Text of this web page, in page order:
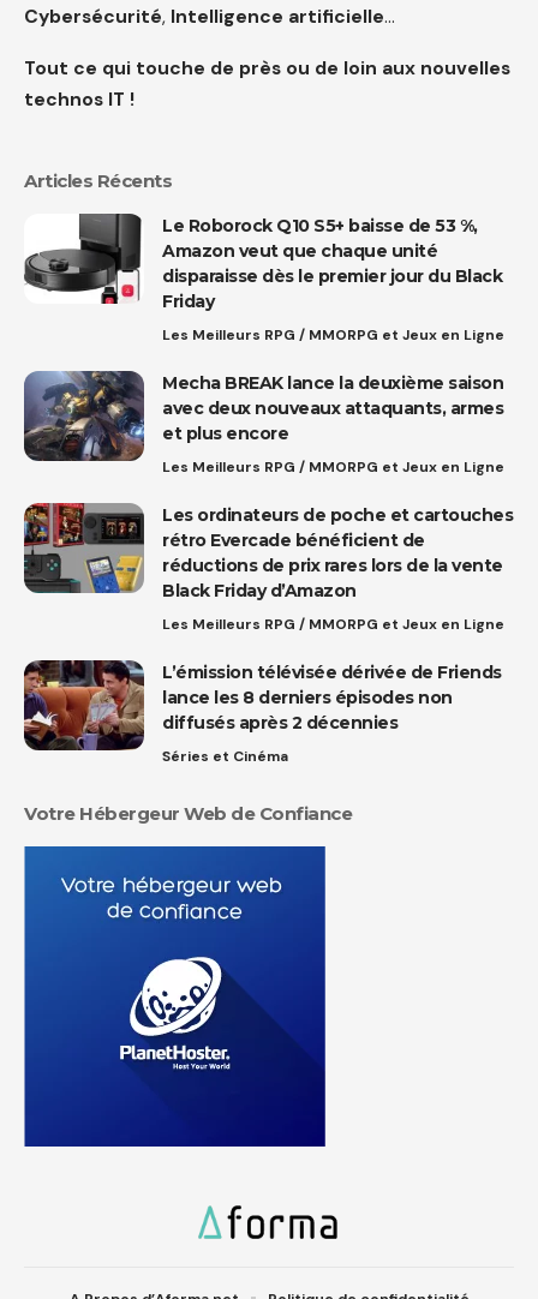
Cybersécurité, Intelligence artificielle…
Tout ce qui touche de près ou de loin aux nouvelles
technos IT !
Articles Récents
Le Roborock Q10 S5+ baisse de 53 %,
Amazon veut que chaque unité
disparaisse dès le premier jour du Black
Friday
Les Meilleurs RPG / MMORPG et Jeux en Ligne
Mecha BREAK lance la deuxième saison
avec deux nouveaux attaquants, armes
et plus encore
Les Meilleurs RPG / MMORPG et Jeux en Ligne
Les ordinateurs de poche et cartouches
rétro Evercade bénéficient de
réductions de prix rares lors de la vente
Black Friday d’Amazon
Les Meilleurs RPG / MMORPG et Jeux en Ligne
L’émission télévisée dérivée de Friends
lance les 8 derniers épisodes non
diffusés après 2 décennies
Séries et Cinéma
Votre Hébergeur Web de Confiance